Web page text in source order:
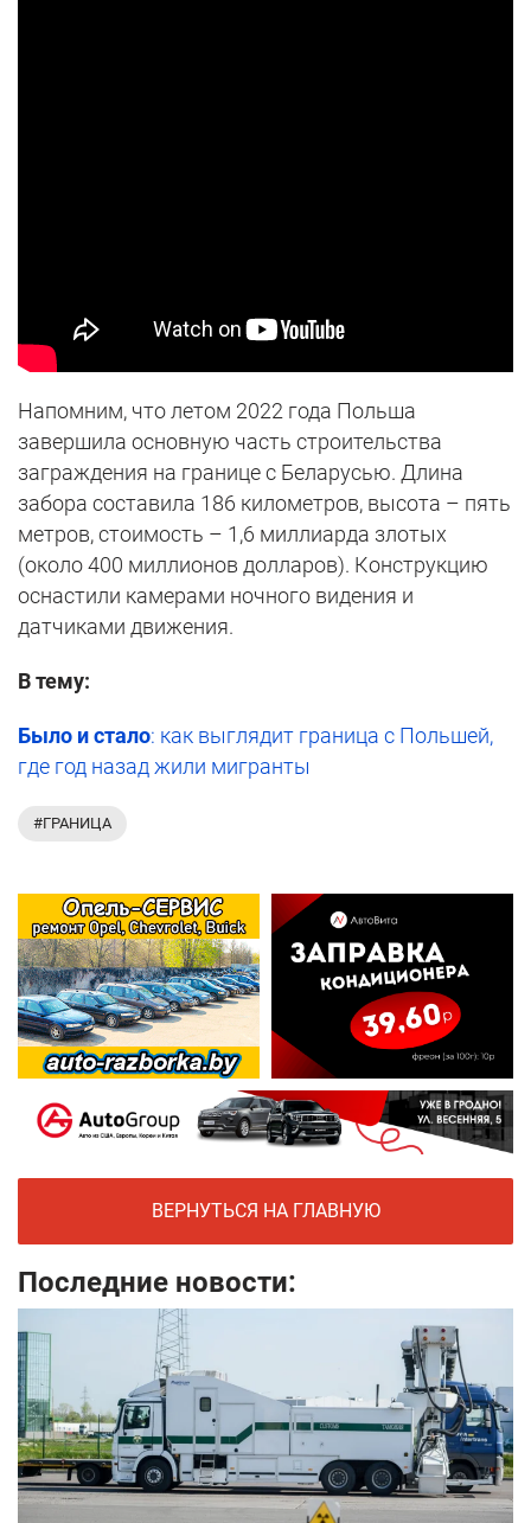
Напомним, что летом 2022 года Польша
завершила основную часть строительства
заграждения на границе с Беларусью. Длина
забора составила 186 километров, высота – пять
метров, стоимость – 1,6 миллиарда злотых
(около 400 миллионов долларов). Конструкцию
оснастили камерами ночного видения и
датчиками движения.
В тему:
Было и стало: как выглядит граница с Польшей,
где год назад жили мигранты
#ГРАНИЦА
ВЕРНУТЬСЯ НА ГЛАВНУЮ
Последние новости: